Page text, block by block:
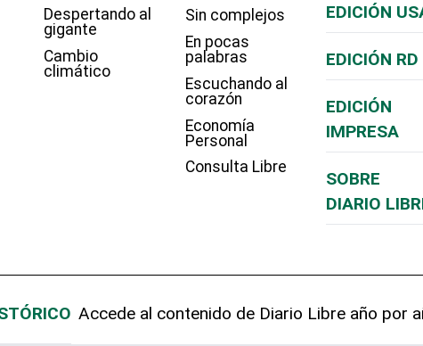
Despertando al
gigante
Cambio
climático
Sin complejos
En pocas
palabras
Escuchando al
corazón
Economía
Personal
Consulta Libre
EDICIÓN
EDICIÓN RD
EDICIÓN
IMPRESA
SOBRE
DIARIO
Accede al contenido de Diario Libre año por